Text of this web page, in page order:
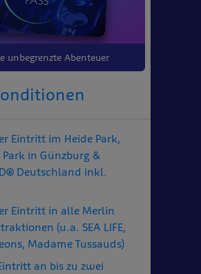
unbegrenzte Abenteuer
Eintritt im Heide Park,
Park in Günzburg &
Deutschland inkl.
Eintritt in alle Merlin
(u.a. SEA LIFE,
Madame Tussauds)
an bis zu zwei